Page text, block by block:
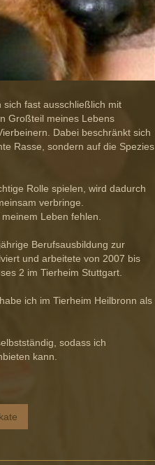
fast ausschließlich mit
Großteil meines Lebens
Dabei beschränkt sich
Rasse, sondern auf die Spezies
Rolle spielen, wird dadurch
verbringe.
Leben fehlen.
Berufsausbildung zur
und arbeitete von 2007 bis
2 im Tierheim Stuttgart.
ich im Tierheim Heilbronn als
sodass ich
kann.